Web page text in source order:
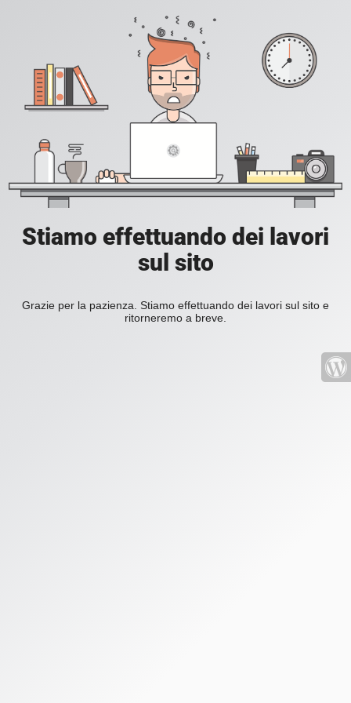
Stiamo effettuando dei lavori
sul sito
Grazie per la pazienza. Stiamo effettuando dei lavori sul sito e
ritorneremo a breve.